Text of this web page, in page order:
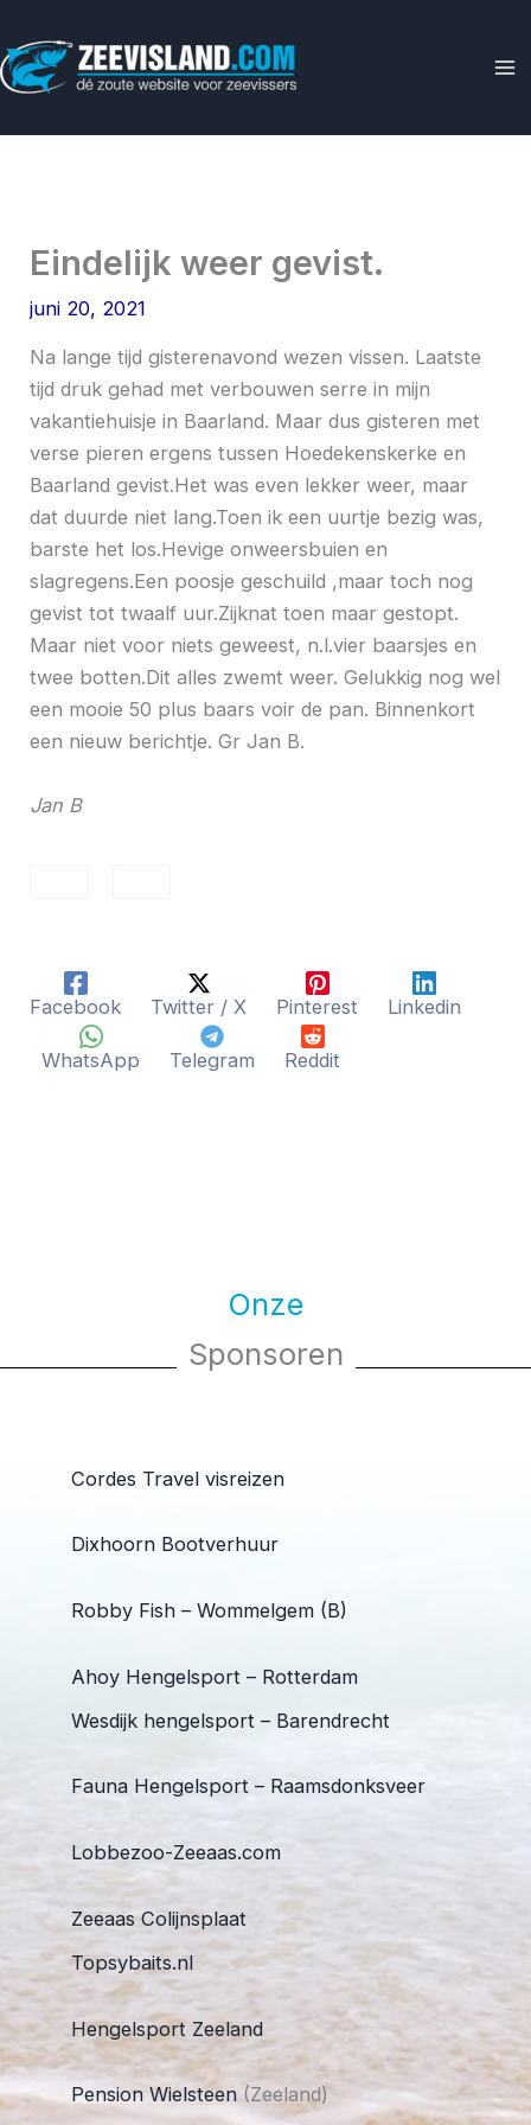
naar
de
Eindelijk weer gevist.
juni 20, 2021
Na lange tijd gisterenavond wezen vissen. Laatste
tijd druk gehad met verbouwen serre in mijn
vakantiehuisje in Baarland. Maar dus gisteren met
verse pieren ergens tussen Hoedekenskerke en
Baarland gevist.Het was even lekker weer, maar
dat duurde niet lang.Toen ik een uurtje bezig was,
barste het los.Hevige onweersbuien en
slagregens.Een poosje geschuild ,maar toch nog
gevist tot twaalf uur.Zijknat toen maar gestopt.
Maar niet voor niets geweest, n.l.vier baarsjes en
twee botten.Dit alles zwemt weer. Gelukkig nog wel
een mooie 50 plus baars voir de pan. Binnenkort
een nieuw berichtje. Gr Jan B.
Jan B
Facebook Twitter / X Pinterest Linkedin
WhatsApp Telegram Reddit
Onze
Sponsoren
Cordes Travel visreizen
Dixhoorn Bootverhuur
Robby Fish – Wommelgem (B)
Ahoy Hengelsport – Rotterdam
Wesdijk hengelsport – Barendrecht
Fauna Hengelsport – Raamsdonksveer
Lobbezoo-Zeeaas.com
Zeeaas Colijnsplaat
Topsybaits.nl
Hengelsport Zeeland
Pension Wielsteen (Zeeland)